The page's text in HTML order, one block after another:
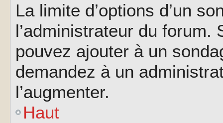
La limite d’options d’un
l’administrateur du forum.
pouvez ajouter à un
demandez à un
l’augmenter.
Haut